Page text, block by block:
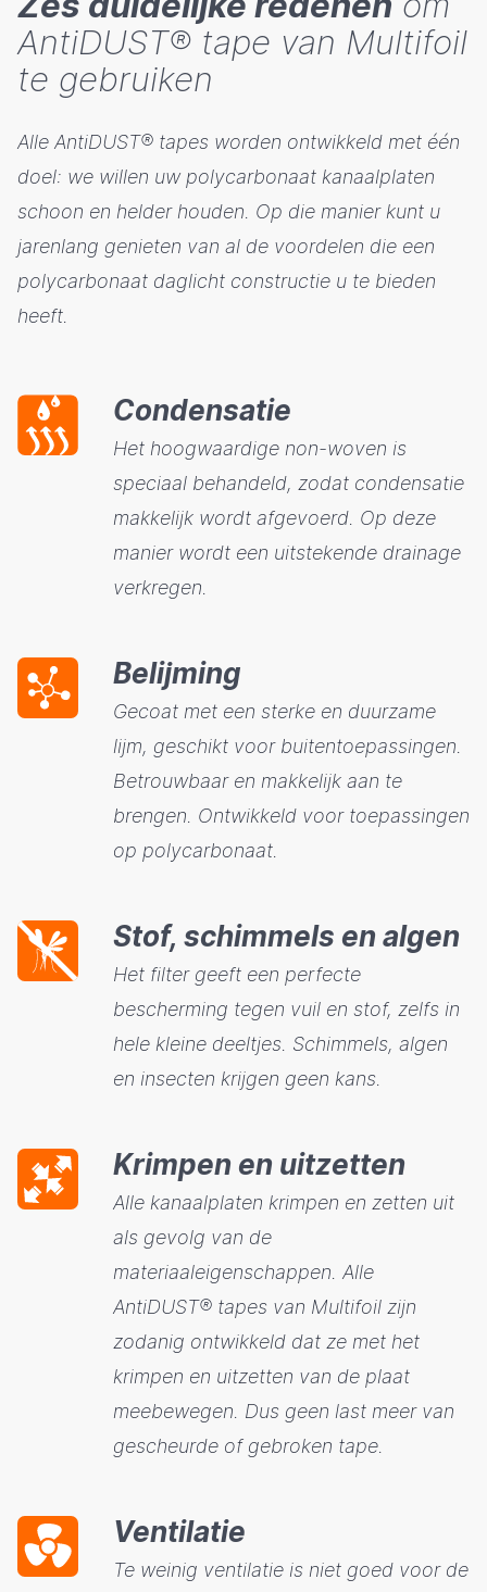
AntiDUST® tape van Multifoil
te gebruiken
Alle AntiDUST® tapes worden ontwikkeld met één
doel: we willen uw polycarbonaat kanaalplaten
schoon en helder houden. Op die manier kunt u
jarenlang genieten van al de voordelen die een
polycarbonaat daglicht constructie u te bieden
heeft.
Condensatie
Het hoogwaardige non-woven is
speciaal behandeld, zodat condensatie
makkelijk wordt afgevoerd. Op deze
manier wordt een uitstekende drainage
verkregen.
Belijming
Gecoat met een sterke en duurzame
lijm, geschikt voor buitentoepassingen.
Betrouwbaar en makkelijk aan te
brengen. Ontwikkeld voor toepassingen
op polycarbonaat.
Stof, schimmels en algen
Het filter geeft een perfecte
bescherming tegen vuil en stof, zelfs in
hele kleine deeltjes. Schimmels, algen
en insecten krijgen geen kans.
Krimpen en uitzetten
Alle kanaalplaten krimpen en zetten uit
als gevolg van de
materiaaleigenschappen. Alle
AntiDUST® tapes van Multifoil zijn
zodanig ontwikkeld dat ze met het
krimpen en uitzetten van de plaat
meebewegen. Dus geen last meer van
gescheurde of gebroken tape.
Ventilatie
Te weinig ventilatie is niet goed voor de